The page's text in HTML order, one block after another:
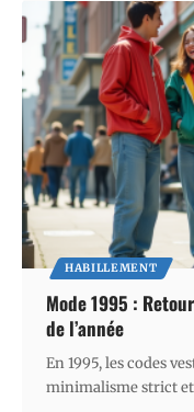
HABILLEMENT
Mode 1995 :
de l’année
En 1995, les codes
minimalisme strict